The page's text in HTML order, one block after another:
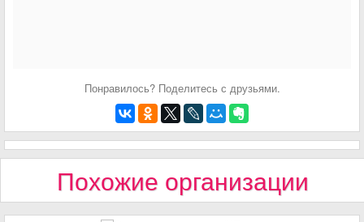
Понравилось? Поделитесь с друзьями.
Похожие организации